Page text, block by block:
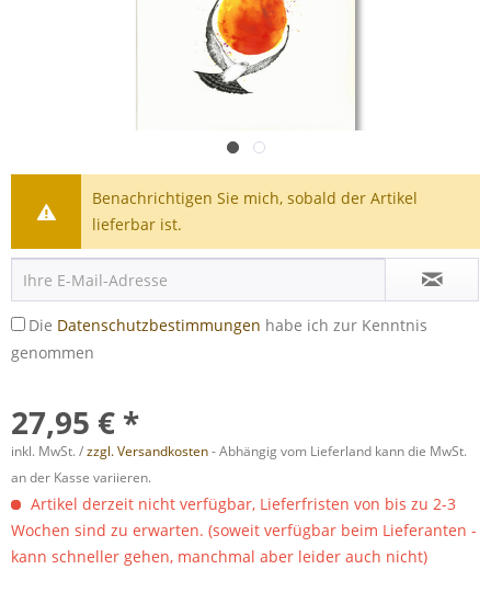
Benachrichtigen Sie mich, sobald der Artikel
lieferbar ist.
Die Datenschutzbestimmungen habe ich zur Kenntnis
genommen
27,95 € *
inkl. MwSt. /zzgl. Versandkosten- Abhängig vom Lieferland kann die MwSt.
an der Kasse variieren.
Artikel derzeit nicht verfügbar, Lieferfristen von bis zu 2-3
Wochen sind zu erwarten. (soweit verfügbar beim Lieferanten -
kann schneller gehen, manchmal aber leider auch nicht)